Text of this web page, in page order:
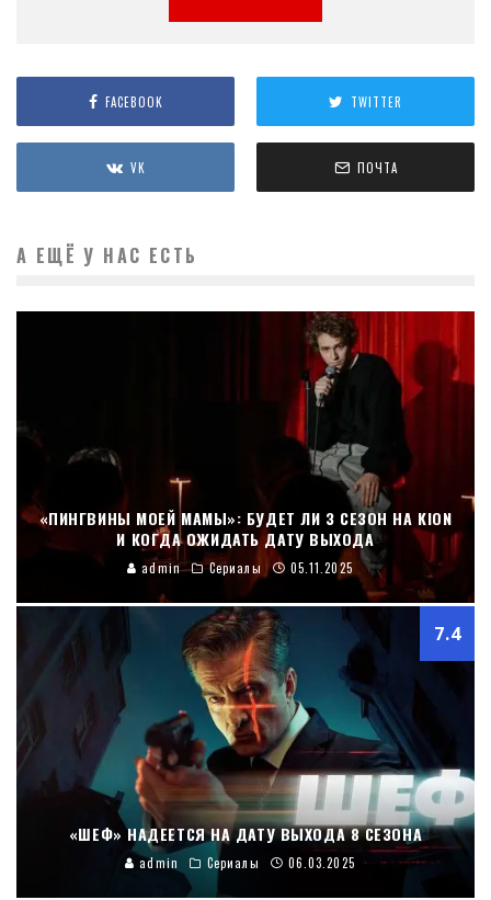
FACEBOOK TWITTER
VK ПОЧТА
А ЕЩЁ У НАС ЕСТЬ
«ПИНГВИНЫ МОЕЙ МАМЫ»: БУДЕТ ЛИ 3 СЕЗОН НА KION
И КОГДА ОЖИДАТЬ ДАТУ ВЫХОДА
admin Сериалы 05.11.2025
7.4
«ШЕФ» НАДЕЕТСЯ НА ДАТУ ВЫХОДА 8 СЕЗОНА
admin Сериалы 06.03.2025